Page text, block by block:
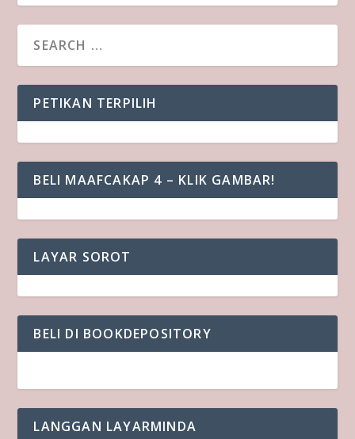
PETIKAN TERPILIH
BELI MAAFCAKAP 4 – KLIK GAMBAR!
LAYAR SOROT
BELI DI BOOKDEPOSITORY
LANGGAN LAYARMINDA